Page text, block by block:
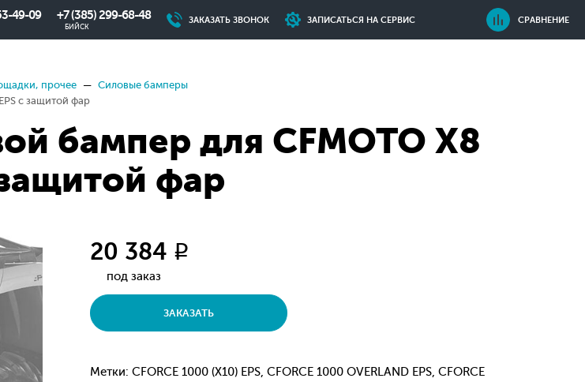
49-09 +7 (385) 299-68-48
БИЙСК
ЗАКАЗАТЬ ЗВОНОК ЗАПИСАТЬСЯ НА СЕРВИС СРАВНЕНИЕ
прочее
Силовые бамперы
с защитой фар
бампер для CFMOTO X8
фар
20 384 q
под заказ
ЗАКАЗАТЬ
Метки: CFORCE 1000 (X10) EPS, CFORCE 1000 OVERLAND EPS, CFORCE